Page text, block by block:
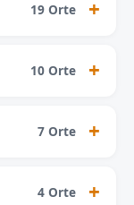
19 Orte
10 Orte
7 Orte
4 Orte